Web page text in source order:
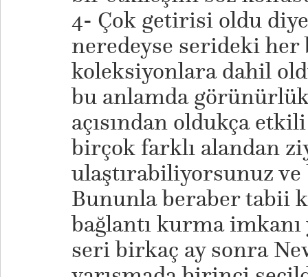
4- Çok getirisi oldu
neredeyse serideki
koleksiyonlara dahil
bu anlamda
açısından oldukça
birçok farklı alandan
ulaştırabiliyorsunuz
Bununla beraber tabii
bağlantı kurma imkanı
seri birkaç ay sonra